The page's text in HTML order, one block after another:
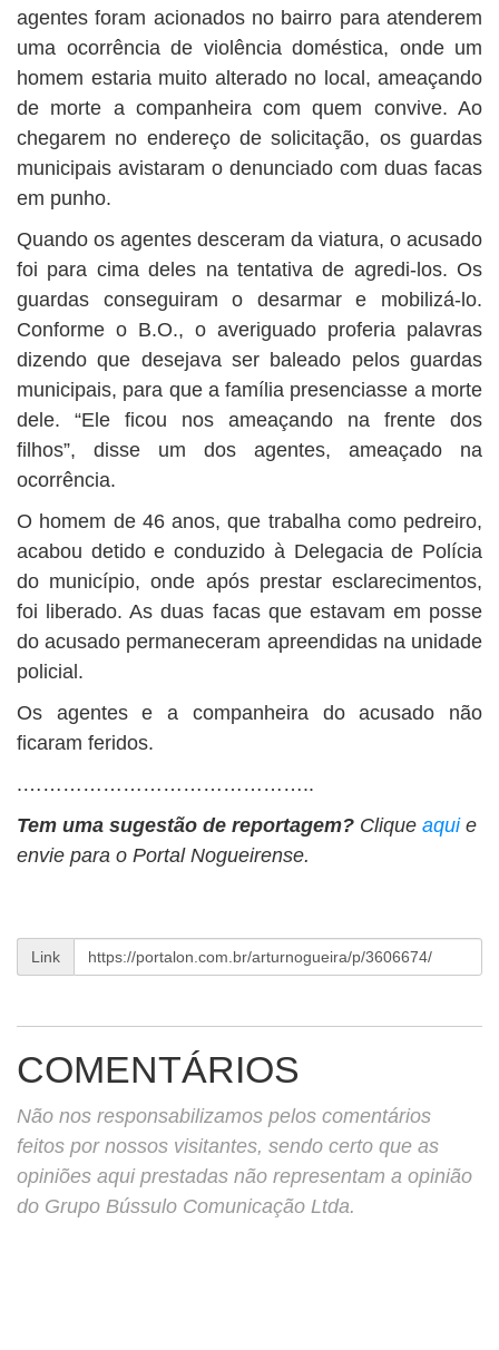
agentes foram acionados no bairro para atenderem
uma ocorrência de violência doméstica, onde um
homem estaria muito alterado no local, ameaçando
de morte a companheira com quem convive. Ao
chegarem no endereço de solicitação, os guardas
municipais avistaram o denunciado com duas facas
em punho.
Quando os agentes desceram da viatura, o acusado
foi para cima deles na tentativa de agredi-los. Os
guardas conseguiram o desarmar e mobilizá-lo.
Conforme o B.O., o averiguado proferia palavras
dizendo que desejava ser baleado pelos guardas
municipais, para que a família presenciasse a morte
dele. “Ele ficou nos ameaçando na frente dos
filhos”, disse um dos agentes, ameaçado na
ocorrência.
O homem de 46 anos, que trabalha como pedreiro,
acabou detido e conduzido à Delegacia de Polícia
do município, onde após prestar esclarecimentos,
foi liberado. As duas facas que estavam em posse
do acusado permaneceram apreendidas na unidade
policial.
Os agentes e a companheira do acusado não
ficaram feridos.
.……………………………………..
Tem uma sugestão de reportagem? Clique aqui e
envie para o Portal Nogueirense.
Link
COMENTÁRIOS
Não nos responsabilizamos pelos comentários
feitos por nossos visitantes, sendo certo que as
opiniões aqui prestadas não representam a opinião
do Grupo Bússulo Comunicação Ltda.